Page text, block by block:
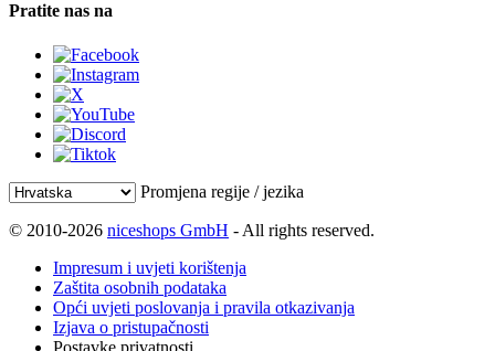
Pratite nas na
Promjena regije / jezika
© 2010-2026 niceshops GmbH - All rights reserved.
Impresum i uvjeti korištenja
Zaštita osobnih podataka
Opći uvjeti poslovanja i pravila otkazivanja
Izjava o pristupačnosti
Postavke privatnosti